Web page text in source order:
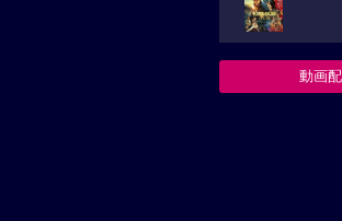
動画